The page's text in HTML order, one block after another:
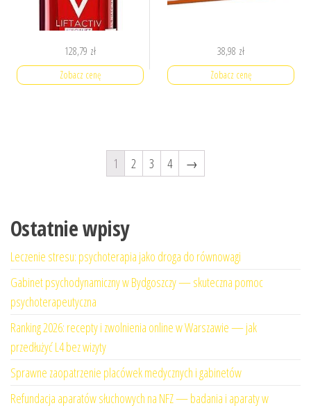
128,79 zł
Zobacz cenę
38,98 zł
Zobacz cenę
1 2 3 4 →
Ostatnie wpisy
Leczenie stresu: psychoterapia jako droga do równowagi
Gabinet psychodynamiczny w Bydgoszczy — skuteczna pomoc
psychoterapeutyczna
Ranking 2026: recepty i zwolnienia online w Warszawie — jak
przedłużyć L4 bez wizyty
Sprawne zaopatrzenie placówek medycznych i gabinetów
Refundacja aparatów słuchowych na NFZ — badania i aparaty w